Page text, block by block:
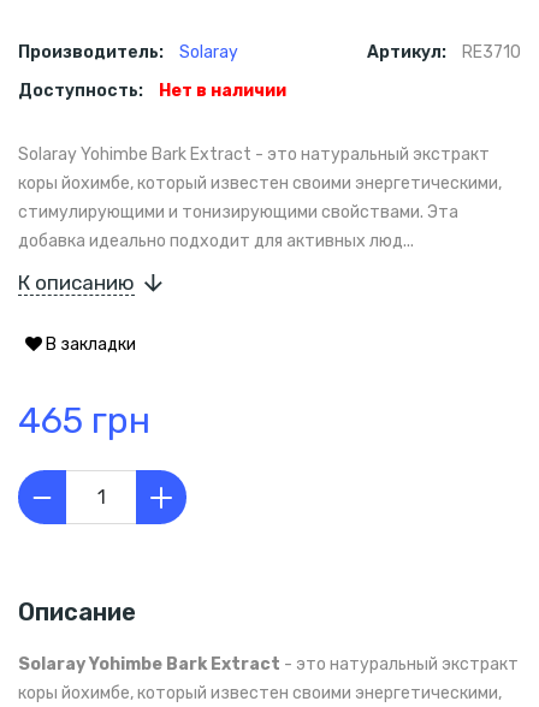
Производитель: Solaray Артикул:
RE3710
Доступность:
Нет в наличии
Solaray Yohimbe Bark Extract - это натуральный экстракт
коры йохимбе, который известен своими энергетическими,
стимулирующими и тонизирующими свойствами. Эта
добавка идеально подходит для активных люд...
К описанию
В закладки
465 грн
Описание
Solaray Yohimbe Bark Extract - это натуральный экстракт
коры йохимбе, который известен своими энергетическими,